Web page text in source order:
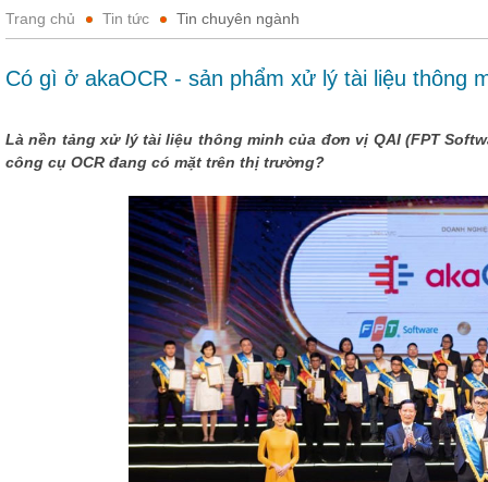
Trang chủ Tin tức Tin chuyên ngành
Có gì ở akaOCR - sản phẩm xử lý tài liệu thông
Là nền tảng xử lý tài liệu thông minh của đơn vị QAI (FPT
công cụ OCR đang có mặt trên thị trường?